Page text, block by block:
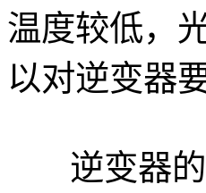
温度较低，
以对逆变器
逆变器的